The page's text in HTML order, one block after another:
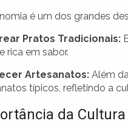
é um dos grandes
Pratos Tradicionais:
rica em sabor.
Artesanatos: Além
típicos, refletindo a
da Cultura